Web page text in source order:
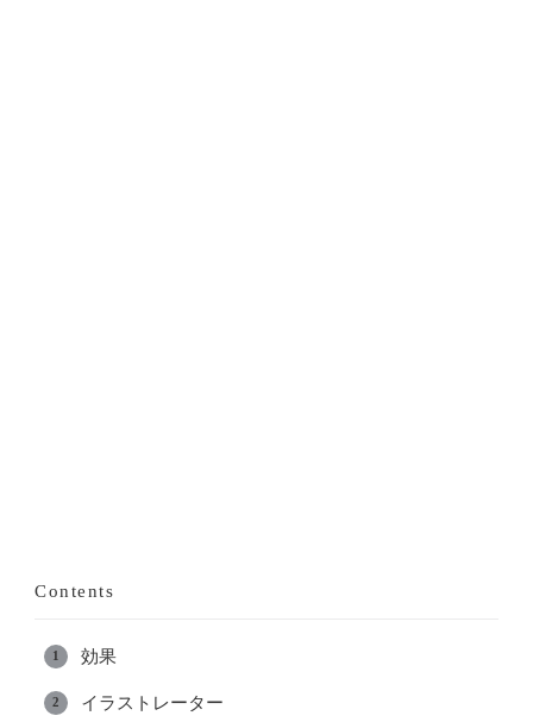
Contents
効果
イラストレーター